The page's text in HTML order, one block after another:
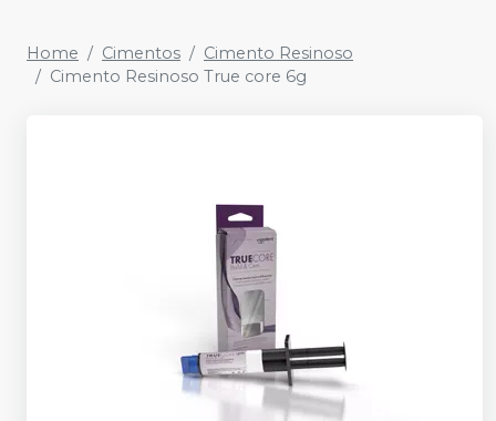
Home Cimentos
Cimento Resinoso
Cimento Resinoso True core 6g